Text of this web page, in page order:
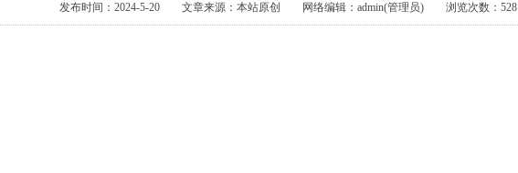
发布时间：2024-5-20 文章来源：本站原创 网络编辑：admin(管理员) 浏览次数：528